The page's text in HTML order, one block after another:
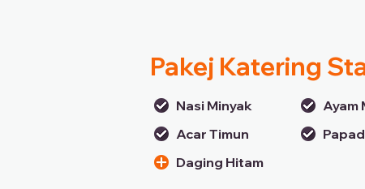
Pakej Katering
Nasi Minyak
Acar Timun
Daging Hitam
Ayam